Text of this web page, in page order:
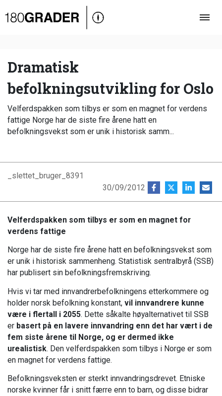
Oversigt
Debat
Video
Podcast
Dramatisk
befolkningsutvikling for Oslo
Velferdspakken som tilbys er som en magnet for verdens
fattige Norge har de siste fire årene hatt en
befolkningsvekst som er unik i historisk samm...
_slettet_bruger_8391
30/09/2012
Velferdspakken som tilbys er som en magnet for
verdens fattige
Norge har de siste fire årene hatt en befolkningsvekst som
er unik i historisk sammenheng. Statistisk sentralbyrå (SSB)
har publisert sin befolkningsfremskriving.
Hvis vi tar med innvandrerbefolkningens etterkommere og
holder norsk befolkning konstant, vil innvandrere kunne
være i flertall i 2055. Dette såkalte høyalternativet til SSB
er basert på en lavere innvandring enn det har vært i de
fem siste årene til Norge, og er dermed ikke
urealistisk. Den velferdspakken som tilbys i Norge er som
en magnet for verdens fattige.
Befolkningsveksten er sterkt innvandringsdrevet. Etniske
norske kvinner får i snitt færre enn to barn, og disse bidrar